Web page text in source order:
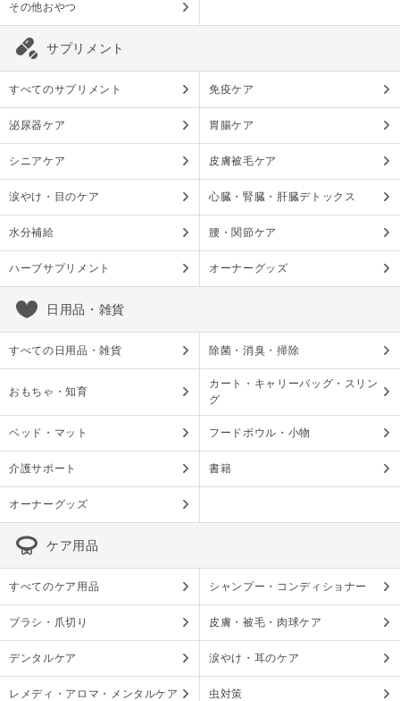
その他おやつ
サプリメント
すべてのサプリメント 免疫ケア
泌尿器ケア 胃腸ケア
シニアケア 皮膚被毛ケア
涙やけ・目のケア 心臓・腎臓・肝臓デトックス
水分補給 腰・関節ケア
ハーブサプリメント オーナーグッズ
日用品・雑貨
すべての日用品・雑貨 除菌・消臭・掃除
おもちゃ・知育
カート・キャリーバッグ・スリン
グ
ベッド・マット フードボウル・小物
介護サポート 書籍
オーナーグッズ
ケア用品
すべてのケア用品 シャンプー・コンディショナー
ブラシ・爪切り 皮膚・被毛・肉球ケア
デンタルケア 涙やけ・耳のケア
レメディ・アロマ・メンタルケア 虫対策